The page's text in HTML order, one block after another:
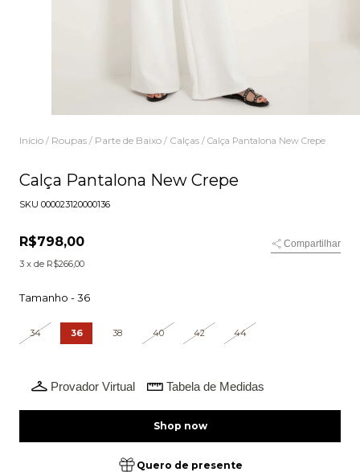
Início / Roupas / Parte de Baixo / Calças / Calça Pantalona New Crepe
Calça Pantalona New Crepe
SKU 000023120000136
R$798,00
Compartilhar
3 x de R$266,00
Tamanho -36
34 36 38 40 42 44
Provador Virtual Tabela de Medidas
Quero de presente